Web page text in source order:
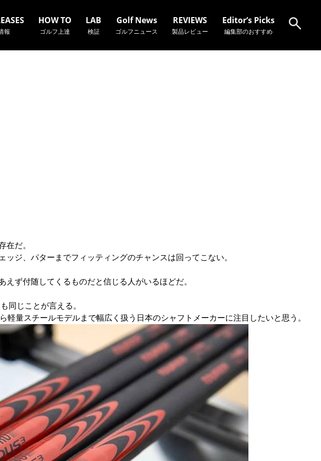
報
HOW TO
ゴルフ上達
LAB
検証
Golf News
ゴルフニュース
REVIEWS
製品レビュー
Editor’s Picks
編集部のおすすめ
在だ。
ジ、パターまでフィッティングのチャンスは回ってこない。
ず付随してくるものだと信じる人がいるほどだ。
同じことが言える。
量スチールモデルまで幅広く扱う日本のシャフトメーカーに注目したいと思う。